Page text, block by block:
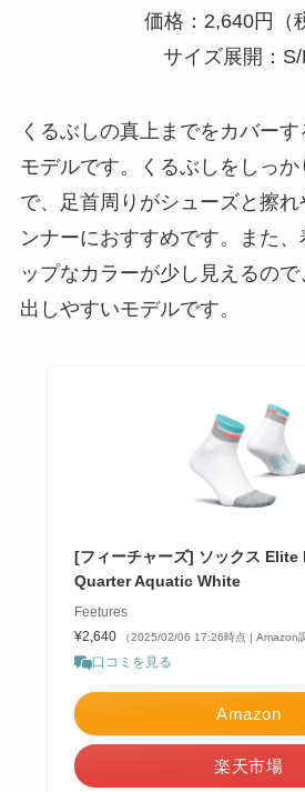
価格：2,640円（
サイズ展開：
くるぶしの真上までをカバー
モデルです。くるぶしをしっ
で、足首周りがシューズと擦
ンナーにおすすめです。また
ップなカラーが少し見えるの
出しやすいモデルです。
[フィーチャーズ] ソックス
Quarter Aquatic White
Feetures
¥2,640
（2025/02/06 17:26時点 | Amazon
口コミを見る
Amazon
楽天市場